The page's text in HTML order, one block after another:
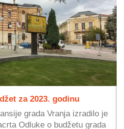
za 2023. godinu
grada Vranja izradilo je
Odluke o budžetu grada